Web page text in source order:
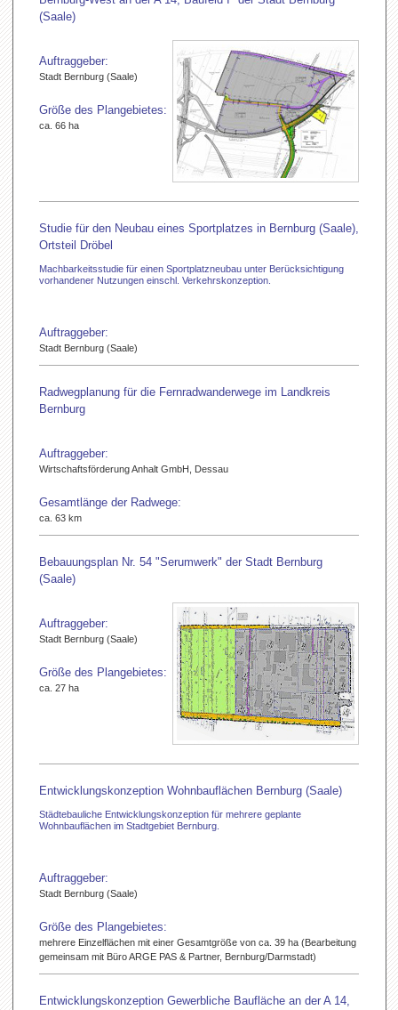
(Saale)
Auftraggeber:
Stadt Bernburg (Saale)
Größe des Plangebietes:
ca. 66 ha
Studie für den Neubau eines Sportplatzes in Bernburg (Saale),
Ortsteil Dröbel
Machbarkeitsstudie für einen Sportplatzneubau unter Berücksichtigung
vorhandener Nutzungen einschl. Verkehrskonzeption.
Auftraggeber:
Stadt Bernburg (Saale)
Radwegplanung für die Fernradwanderwege im Landkreis
Bernburg
Auftraggeber:
Wirtschaftsförderung Anhalt GmbH, Dessau
Gesamtlänge der Radwege:
ca. 63 km
Bebauungsplan Nr. 54 "Serumwerk" der Stadt Bernburg
(Saale)
Auftraggeber:
Stadt Bernburg (Saale)
Größe des Plangebietes:
ca. 27 ha
Entwicklungskonzeption Wohnbauflächen Bernburg (Saale)
Städtebauliche Entwicklungskonzeption für mehrere geplante
Wohnbauflächen im Stadtgebiet Bernburg.
Auftraggeber:
Stadt Bernburg (Saale)
Größe des Plangebietes:
mehrere Einzelflächen mit einer Gesamtgröße von ca. 39 ha (Bearbeitung
gemeinsam mit Büro ARGE PAS & Partner, Bernburg/Darmstadt)
Entwicklungskonzeption Gewerbliche Baufläche an der A 14,